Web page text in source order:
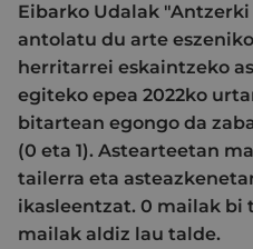
Eibarko Udalak
antolatu du arte
herritarrei eskaintzeko
egiteko epea 2022ko
bitartean egongo da
(0 eta 1). Astearteetan
tailerra eta
ikasleentzat. 0 mailak bi
mailak aldiz lau talde.